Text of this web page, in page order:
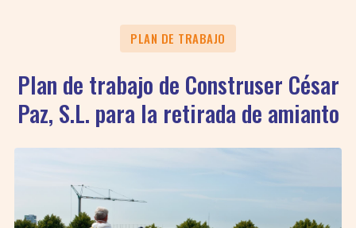
PLAN DE TRABAJO
Plan de trabajo de Construser César
Paz, S.L. para la retirada de amianto